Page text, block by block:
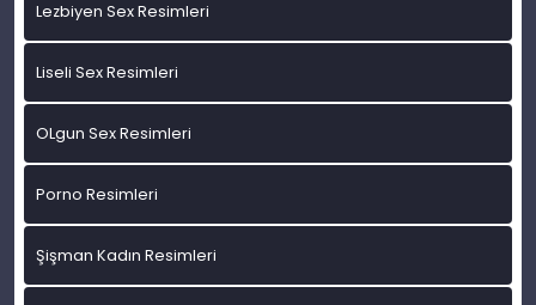
Lezbiyen Sex Resimleri
Liseli Sex Resimleri
OLgun Sex Resimleri
Porno Resimleri
Şişman Kadın Resimleri